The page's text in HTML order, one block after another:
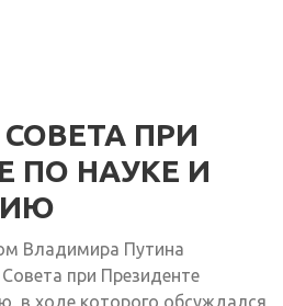
ПРИ
ПО НАУКЕ И
Владимира Путина
при Президенте
в ходе которого обсуждался